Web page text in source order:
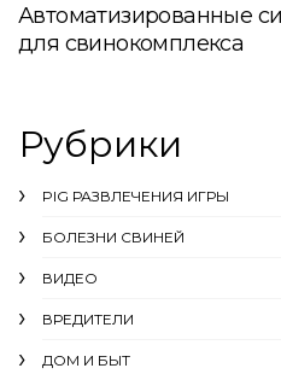
Автоматизированные
для свинокомплекса
Рубрики
PIG РАЗВЛЕЧЕНИЯ ИГРЫ
БОЛЕЗНИ СВИНЕЙ
ВИДЕО
ВРЕДИТЕЛИ
ДОМ И БЫТ